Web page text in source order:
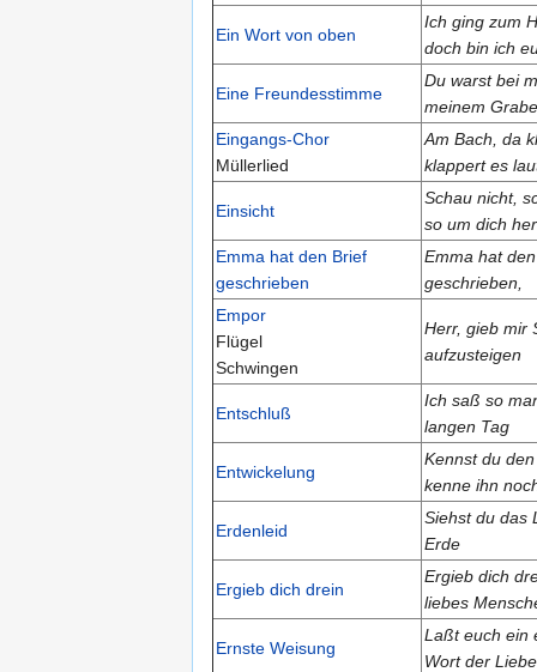
Ein Wort von oben
Ich ging zum
doch bin ich
Eine Freundesstimme
Du warst bei
meinem Grabe
Eingangs-Chor
Müllerlied
Am Bach, da
klappert es
Einsicht
Schau nicht,
so um dich her
Emma hat den Brief
geschrieben
Emma hat
geschrieben,
Empor
Flügel
Schwingen
Herr, gieb mir
aufzusteigen
Entschluß
Ich saß so
langen Tag
Entwickelung
Kennst du
kenne ihn
Erdenleid
Siehst du das
Erde
Ergieb dich drein
Ergieb dich
liebes
Ernste Weisung
Laßt euch ein
Wort der Liebe